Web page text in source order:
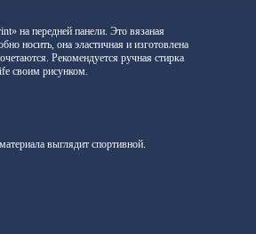
на передней панели. Это вязаная
носить, она эластичная и изготовлена
Рекомендуется ручная стирка
своим рисунком.
выглядит спортивной.